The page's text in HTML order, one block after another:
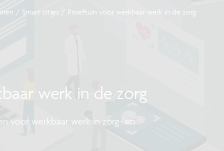
/ Smart cities / Proeftuin voor werkbaar werk in de zorg
werk in de zorg
voor werkbaar werk in zorg- en